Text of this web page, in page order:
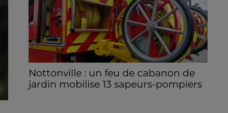
Nottonville : un feu de cabanon de
jardin mobilise 13 sapeurs-pompiers